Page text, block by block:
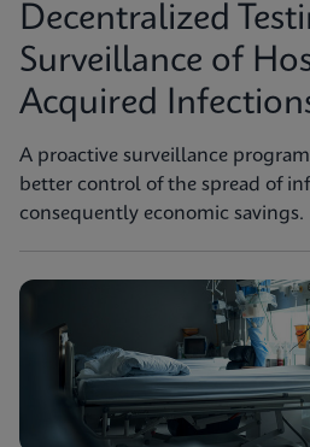
Decentralized
Surveillance of
Acquired
A proactive surveillance
better control of the spread of
consequently economic savings.